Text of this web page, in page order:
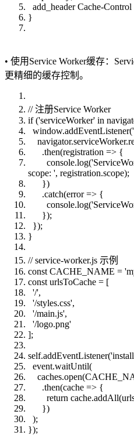
add_header Cache-
}
• 使用Service Worker缓存：
更精细的缓存控制。
// 注册Service Worker
if ('serviceWorker' in
.then(registration => {
scope: ', registration.scope);
})
.catch(error => {
});
});
}
// service-worker.js 示例
const CACHE_NAME =
const urlsToCache = [
'/',
'/styles.css',
'/main.js',
'/logo.png'
];
event.waitUntil(
.then(cache => {
return
})
);
});